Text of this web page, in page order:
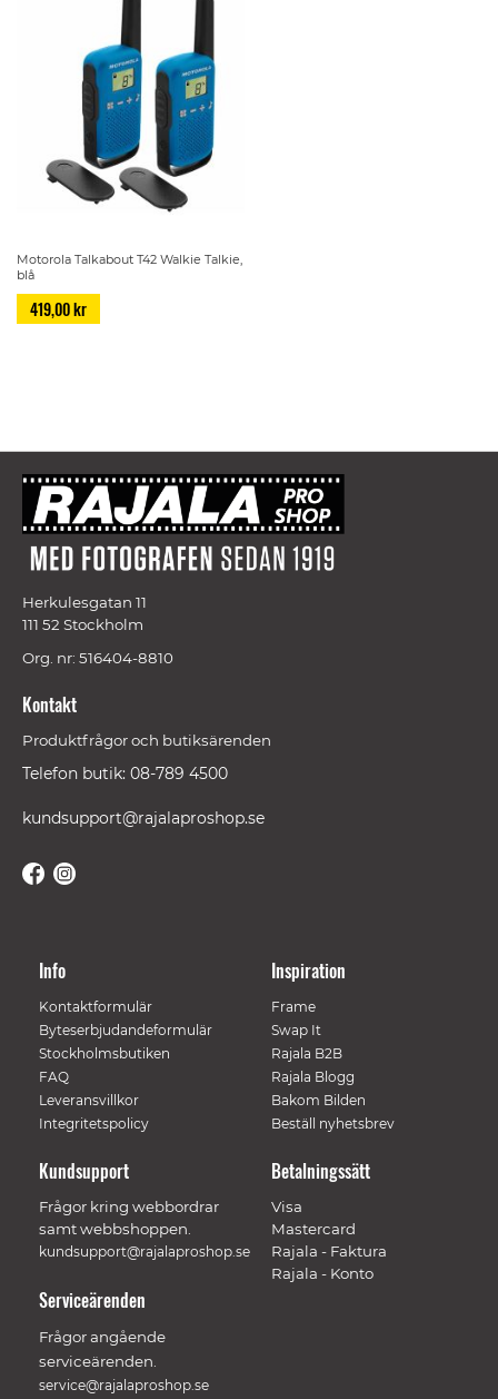
Motorola Talkabout T42 Walkie Talkie,
blå
419,00 kr
Herkulesgatan 11
111 52 Stockholm
Org. nr: 516404-8810
Kontakt
Produktfrågor och butiksärenden
Telefon butik: 08-789 4500
kundsupport@rajalaproshop.se
Info
Kontaktformulär
Byteserbjudandeformulär
Stockholmsbutiken
FAQ
Leveransvillkor
Integritetspolicy
Inspiration
Frame
Swap It
Rajala B2B
Rajala Blogg
Bakom Bilden
Beställ nyhetsbrev
Betalningssätt
Visa
Mastercard
Rajala - Faktura
Rajala - Konto
Kundsupport
Frågor kring webbordrar
samt webbshoppen.
kundsupport@rajalaproshop.se
Serviceärenden
Frågor angående
serviceärenden.
service@rajalaproshop.se